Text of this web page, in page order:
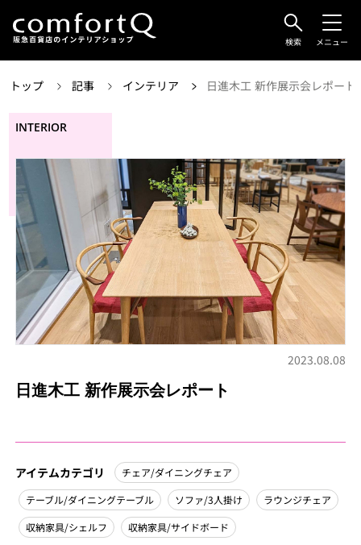
検索 メニュー
トップ 記事 インテリア 日進木工 新作展示会レポート
INTERIOR
2023.08.08
日進木工 新作展示会レポート
アイテムカテゴリ
チェア/ダイニングチェア
テーブル/ダイニングテーブル
ソファ/3人掛け
ラウンジチェア
収納家具/シェルフ
収納家具/サイドボード